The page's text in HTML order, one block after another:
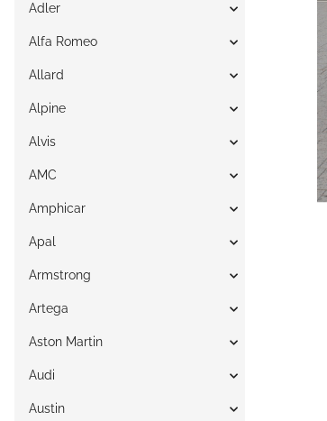
Adler
Alfa Romeo
Allard
Alpine
Alvis
AMC
Amphicar
Apal
Armstrong
Artega
Aston Martin
Audi
Austin